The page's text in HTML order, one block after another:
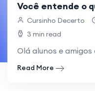
Você entende o
Cursinho Decerto
3 min read
Olá alunos e
Read More